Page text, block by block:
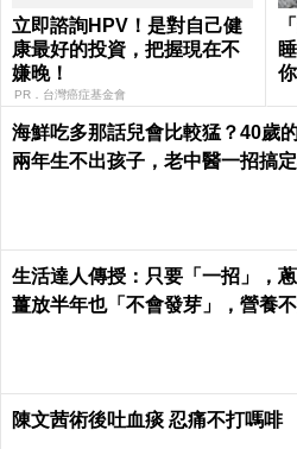
立即諮詢HPV！是對自己健
康最好的投資，把握現在不
嫌晚！
PR．台灣癌症基金會
海鮮吃多那話兒會比較猛？40歲
兩年生不出孩子，老中醫一招搞
生活達人傳授：只要「一招」，蔥
薑放半年也「不會發芽」，營養
陳文茜術後吐血痰 忍痛不打嗎啡